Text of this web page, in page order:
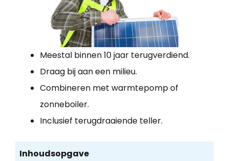
Meestal binnen 10 jaar terugverdiend.
Draag bij aan een milieu.
Combineren met warmtepomp of
zonneboiler.
Inclusief terugdraaiende teller.
Inhoudsopgave